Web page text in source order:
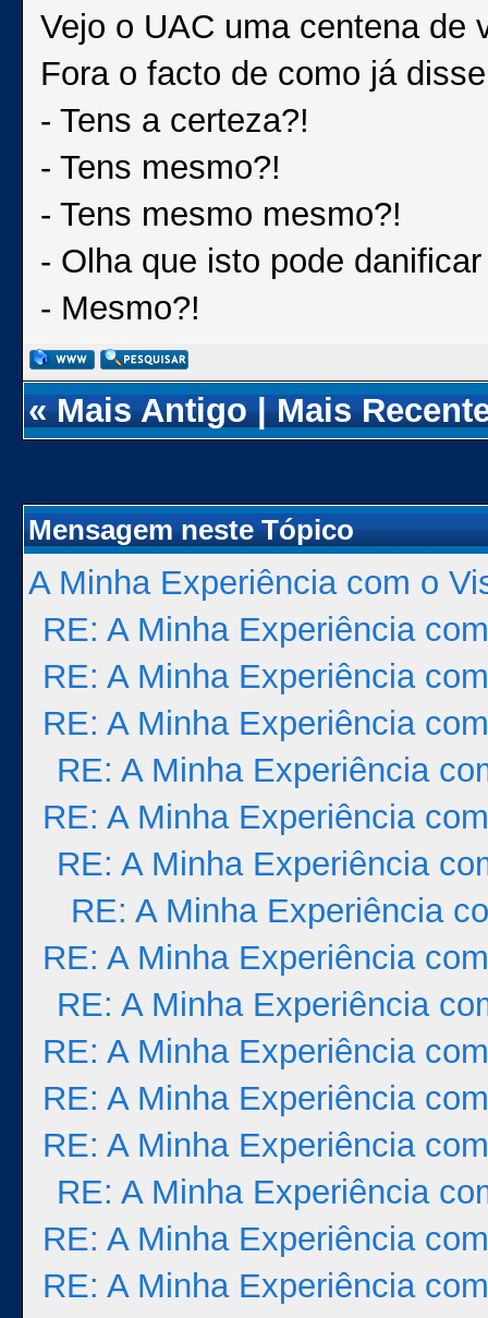
Vejo o UAC uma centena de
Fora o facto de como já
- Tens a certeza?!
- Tens mesmo?!
- Tens mesmo mesmo?!
- Olha que isto pode
- Mesmo?!
«Mais Antigo|Mais
Mensagem neste Tópico
A Minha Experiência com o
RE: A Minha Experiência
RE: A Minha Experiência
RE: A Minha Experiência
RE: A Minha Experiência
RE: A Minha Experiência
RE: A Minha Experiência
RE: A Minha Experiência
RE: A Minha Experiência
RE: A Minha Experiência
RE: A Minha Experiência
RE: A Minha Experiência
RE: A Minha Experiência
RE: A Minha Experiência
RE: A Minha Experiência
RE: A Minha Experiência